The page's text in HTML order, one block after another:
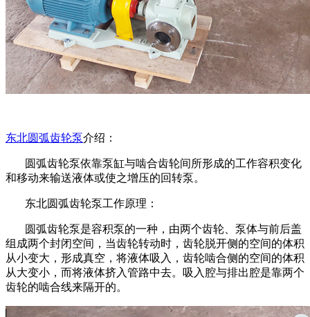
东北圆弧齿轮泵介绍：
圆弧齿轮泵依靠泵缸与啮合齿轮间所形成的工作容积变化
和移动来输送液体或使之增压的回转泵。
东北圆弧齿轮泵工作原理：
圆弧齿轮泵是容积泵的一种，由两个齿轮、泵体与前后盖
组成两个封闭空间，当齿轮转动时，齿轮脱开侧的空间的体积
从小变大，形成真空，将液体吸入，齿轮啮合侧的空间的体积
从大变小，而将液体挤入管路中去。吸入腔与排出腔是靠两个
齿轮的啮合线来隔开的。